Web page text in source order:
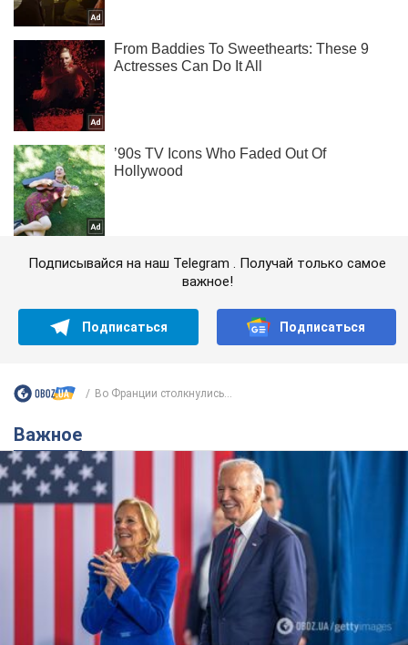
Подписывайся на наш Telegram . Получай только самое
важное!
Подписаться Подписаться
Во Франции столкнулись...
Важное